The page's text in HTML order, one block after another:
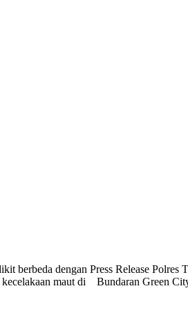
berbeda dengan Press Release Polres
maut di Bundaran Green